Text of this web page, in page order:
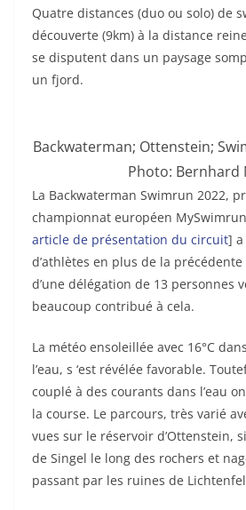
Quatre distances (duo ou solo) de
découverte (9km) à la distance
se disputent dans un paysage
un fjord.
Backwaterman; Ottenstein;
Photo: Bernhard
La Backwaterman Swimrun 2022,
championnat européen
article de présentation du circuit] a
d’athlètes en plus de la précédente
d’une délégation de 13 personnes
beaucoup contribué à cela.
La météo ensoleillée avec 16°C
l’eau, s ‘est révélée favorable.
couplé à des courants dans l’eau
la course. Le parcours, très varié
vues sur le réservoir d’Ottenstein,
de Singel le long des rochers et
passant par les ruines de